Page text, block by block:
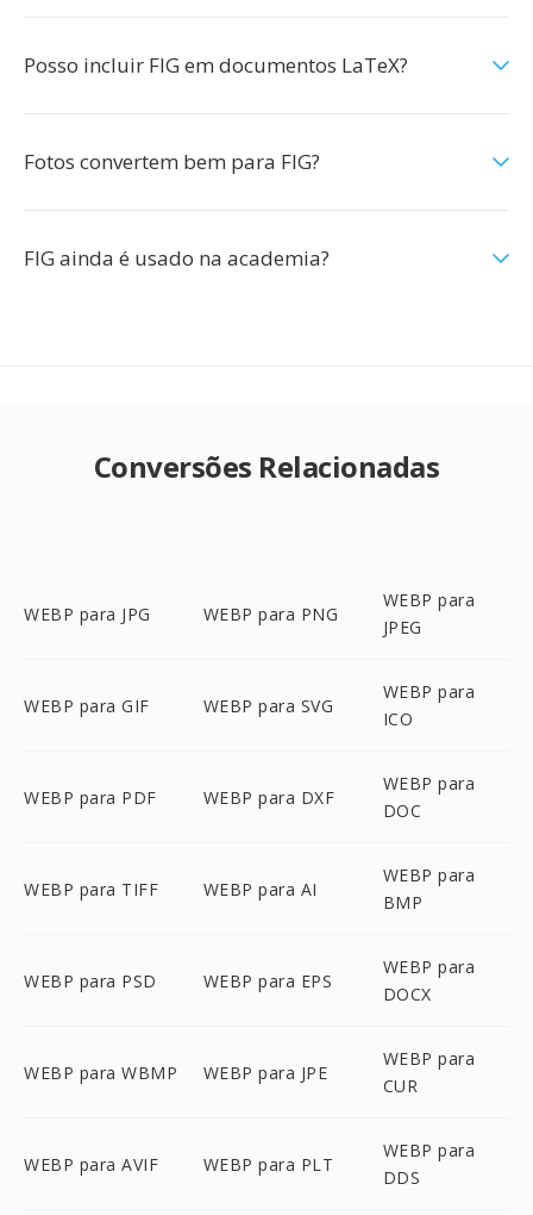
Posso incluir FIG em documentos LaTeX?
Fotos convertem bem para FIG?
FIG ainda é usado na academia?
Conversões Relacionadas
WEBP para JPG WEBP para PNG
WEBP para
JPEG
WEBP para GIF WEBP para SVG
WEBP para
ICO
WEBP para PDF WEBP para DXF
WEBP para
DOC
WEBP para TIFF WEBP para AI
WEBP para
BMP
WEBP para PSD WEBP para EPS
WEBP para
DOCX
WEBP para WBMP WEBP para JPE
WEBP para
CUR
WEBP para AVIF WEBP para PLT
WEBP para
DDS